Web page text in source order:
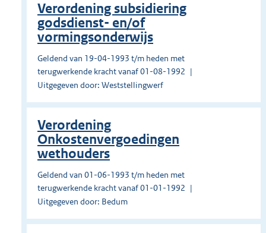
Verordening subsidiering
godsdienst- en/of
vormingsonderwijs
Geldend van 19-04-1993 t/m heden met
terugwerkende kracht vanaf 01-08-1992
Uitgegeven door: Weststellingwerf
Verordening
Onkostenvergoedingen
wethouders
Geldend van 01-06-1993 t/m heden met
terugwerkende kracht vanaf 01-01-1992
Uitgegeven door: Bedum